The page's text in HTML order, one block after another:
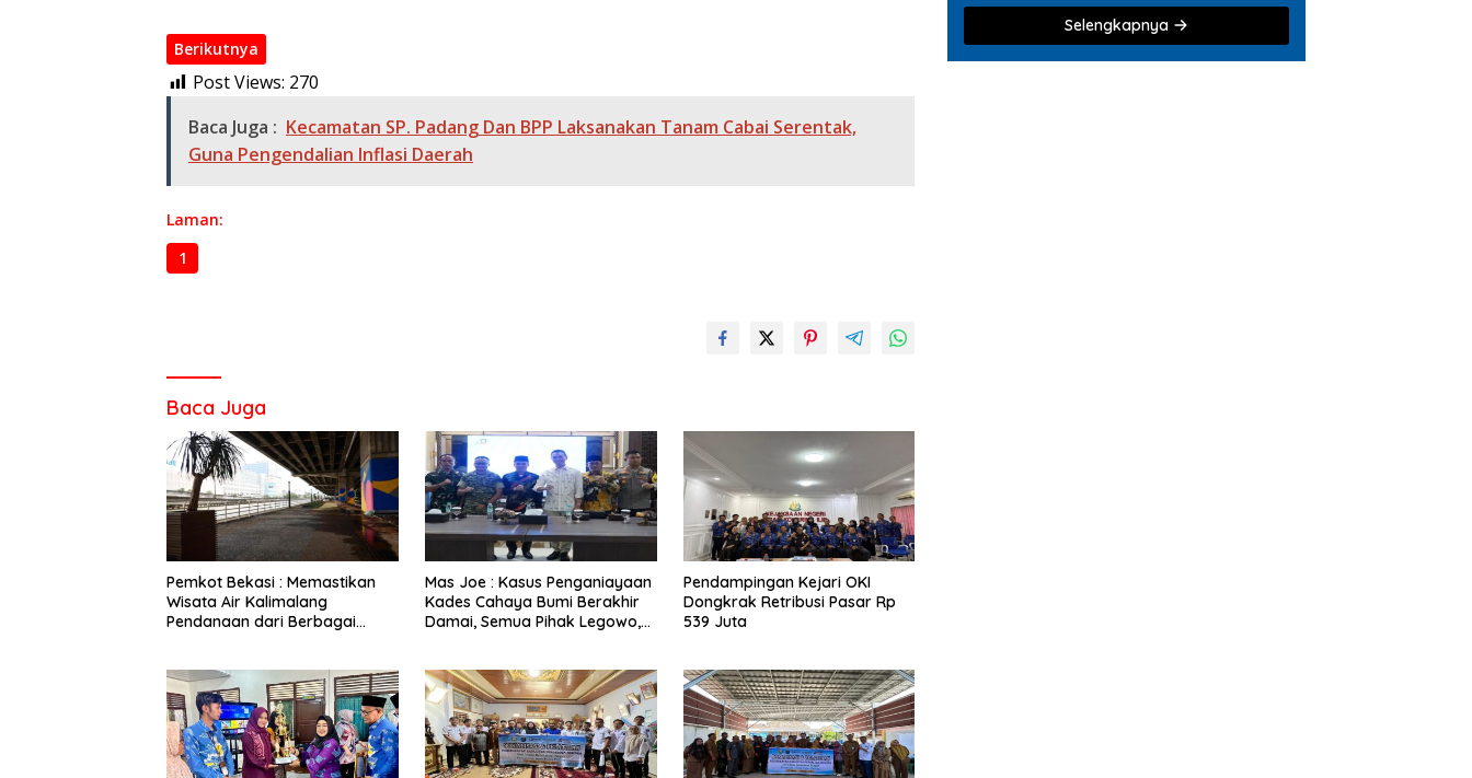
Berikutnya
Post Views: 270
Baca Juga : Kecamatan SP. Padang Dan BPP Laksanakan Tanam Cabai Serentak,
Guna Pengendalian Inflasi Daerah
Laman:
1
Baca Juga
Pemkot Bekasi : Memastikan
Wisata Air Kalimalang
Pendanaan dari Berbagai
Mas Joe : Kasus Penganiayaan
Kades Cahaya Bumi Berakhir
Damai, Semua Pihak Legowo,
Pendampingan Kejari OKI
Dongkrak Retribusi Pasar Rp
539 Juta
bagi Nasabah
Deposito Digital
Memperjuangkan
Usulan Masyarakat
Selengkapnya